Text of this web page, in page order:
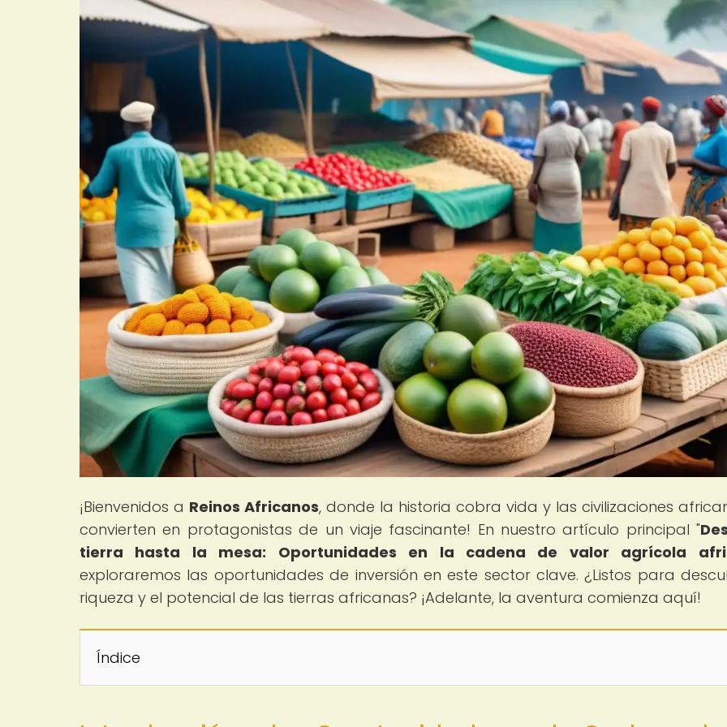
¡Bienvenidos a Reinos Africanos, donde la historia cobra vida y las civilizaciones
convierten en protagonistas de un viaje fascinante! En nuestro artículo principal "
tierra hasta la mesa: Oportunidades en la cadena de valor agrícola
exploraremos las oportunidades de inversión en este sector clave. ¿Listos para
riqueza y el potencial de las tierras africanas? ¡Adelante, la aventura comienza aquí!
Índice